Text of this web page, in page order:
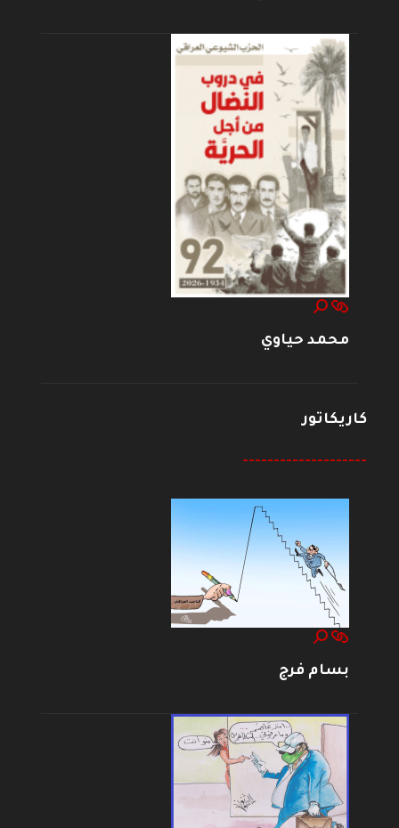
محمد حياوي
كاريكاتور
--------------------
بسام فرج